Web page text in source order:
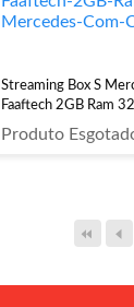
Streaming Box S
Faaftech 2GB Ram
Produto